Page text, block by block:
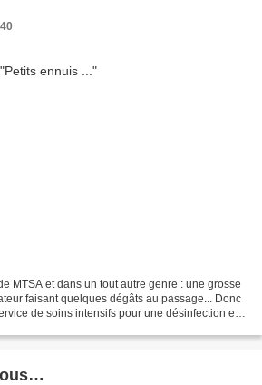
MTSA et dans un tout autre genre : une grosse
faisant quelques dégâts au passage... Donc
de soins intensifs pour une désinfection et